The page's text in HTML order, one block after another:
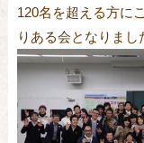
120名を超える方に
りある会となりまし